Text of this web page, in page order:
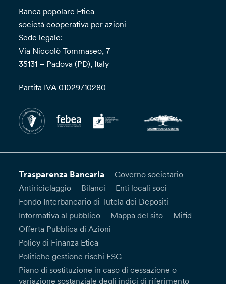
Banca popolare Etica
società cooperativa per azioni
Sede legale:
Via Niccolò Tommaseo, 7
35131 – Padova (PD), Italy
Partita IVA 01029710280
Trasparenza Bancaria
Governo societario
Antiriciclaggio
Bilanci
Enti locali soci
Fondo Interbancario di Tutela dei Depositi
Informativa al pubblico
Mappa del sito
Mifid
Offerta Pubblica di Azioni
Policy di Finanza Etica
Politiche gestione rischi ESG
Piano di sostituzione in caso di cessazione o
variazione sostanziale degli indici di riferimento